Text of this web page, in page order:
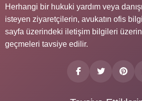
Herhangi bir hukuki yardım veya
isteyen ziyaretçilerin, avukatın ofis
sayfa üzerindeki iletişim bilgileri
geçmeleri tavsiye edilir.